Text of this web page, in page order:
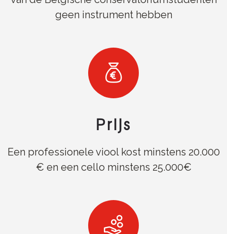
geen instrument hebben
Prijs
Een professionele viool kost minstens 20.000
€ en een cello minstens 25.000€